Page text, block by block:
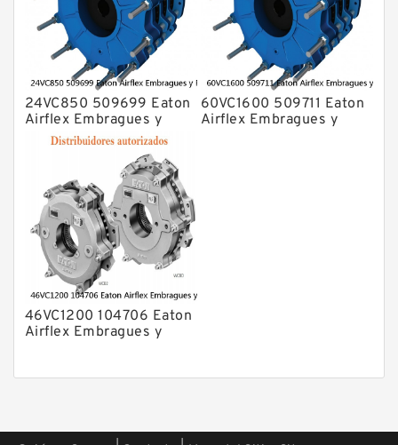
24VC850 509699 Eaton
Airflex Embragues y
Frenos
60VC1600 509711 Eaton
Airflex Embragues y
46VC1200 104706 Eaton
Airflex Embragues y